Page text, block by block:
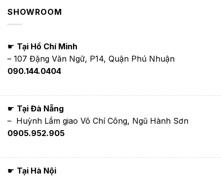
SHOWROOM
☛ Tại Hồ Chí Minh
– 107 Đặng Văn Ngữ, P14, Quận Phú Nhuận
090.144.0404
☛ Tại Đà Nẵng
– Huỳnh Lắm giao Võ Chí Công, Ngũ Hành Sơn
0905.952.905
☛ Tại Hà Nội